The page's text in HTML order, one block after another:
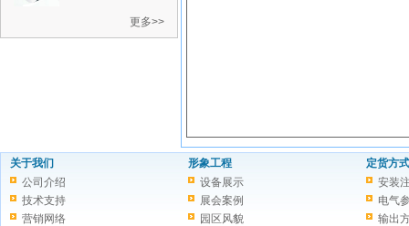
更多>>
关于我们
公司介绍
技术支持
营销网络
形象工程
设备展示
展会案例
园区风貌
定货方式
安装
电气
输出